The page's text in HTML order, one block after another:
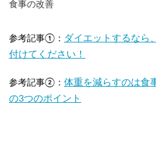
食事の改善
参考記事①： ダイエットするなら
付けてください！
参考記事②： 体重を減らすのは食
の3つのポイント